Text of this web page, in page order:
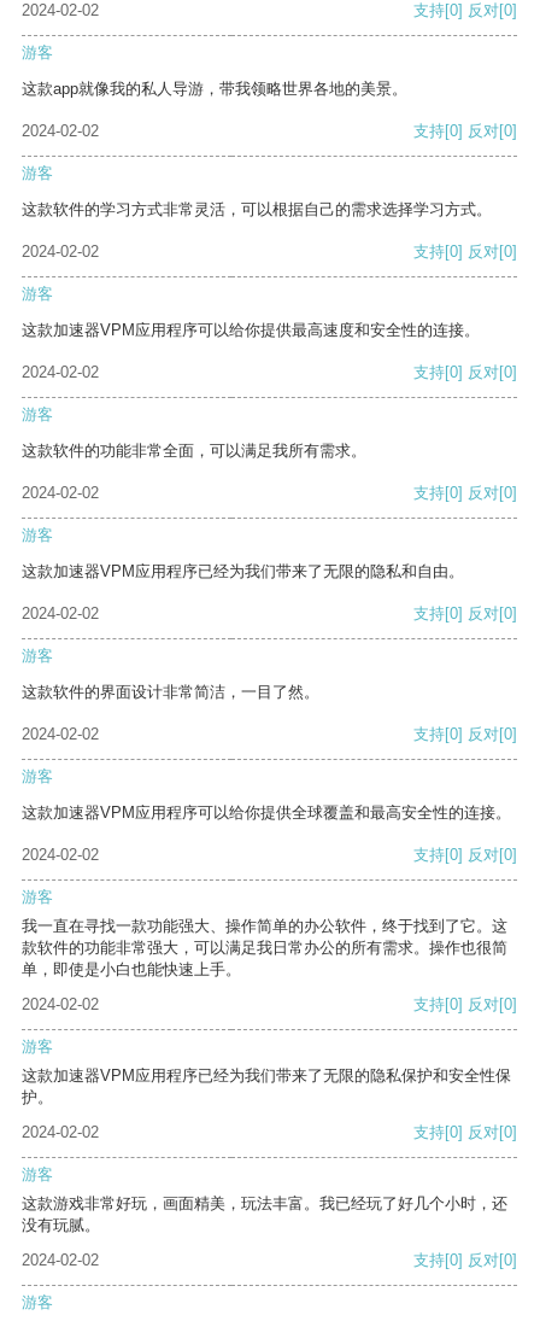
2024-02-02
支持[0] 反对[0]
游客
这款app就像我的私人导游，带我领略世界各地的美景。
2024-02-02 支持[0] 反对[0]
游客
这款软件的学习方式非常灵活，可以根据自己的需求选择学习方式。
2024-02-02 支持[0] 反对[0]
游客
这款加速器VPM应用程序可以给你提供最高速度和安全性的连接。
2024-02-02 支持[0] 反对[0]
游客
这款软件的功能非常全面，可以满足我所有需求。
2024-02-02 支持[0] 反对[0]
游客
这款加速器VPM应用程序已经为我们带来了无限的隐私和自由。
2024-02-02 支持[0] 反对[0]
游客
这款软件的界面设计非常简洁，一目了然。
2024-02-02 支持[0] 反对[0]
游客
这款加速器VPM应用程序可以给你提供全球覆盖和最高安全性的连接。
2024-02-02 支持[0] 反对[0]
游客
我一直在寻找一款功能强大、操作简单的办公软件，终于找到了它。这
款软件的功能非常强大，可以满足我日常办公的所有需求。操作也很简
单，即使是小白也能快速上手。
2024-02-02
支持[0] 反对[0]
游客
这款加速器VPM应用程序已经为我们带来了无限的隐私保护和安全性保
护。
2024-02-02
支持[0] 反对[0]
游客
这款游戏非常好玩，画面精美，玩法丰富。我已经玩了好几个小时，还
没有玩腻。
2024-02-02
支持[0] 反对[0]
游客